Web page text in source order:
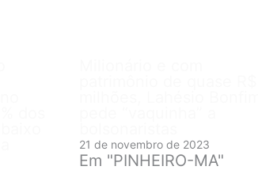
21 de novembro de 2023
Em "PINHEIRO-MA"